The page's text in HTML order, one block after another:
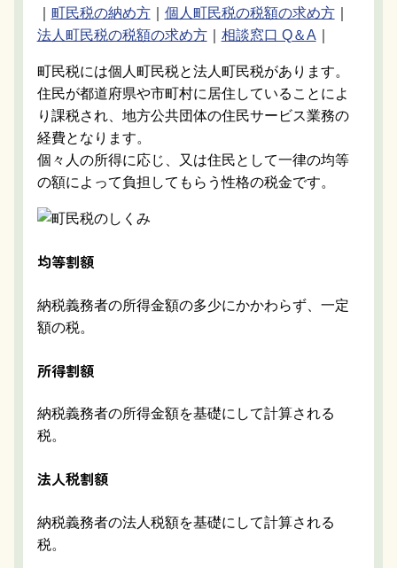
町民税の納め方｜ 個人町民税の税額の求め方｜
法人町民税の税額の求め方｜ 相談窓口 Q＆A
町民税には個人町民税と法人町民税があります。
住民が都道府県や市町村に居住していることによ
り課税され、地方公共団体の住民サービス業務の
経費となります。
個々人の所得に応じ、又は住民として一律の均等
の額によって負担してもらう性格の税金です。
均等割額
納税義務者の所得金額の多少にかかわらず、一定
額の税。
所得割額
納税義務者の所得金額を基礎にして計算される
税。
法人税割額
納税義務者の法人税額を基礎にして計算される
税。